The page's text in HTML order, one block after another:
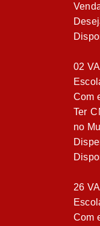
02
Com
Ter
no
26
Com